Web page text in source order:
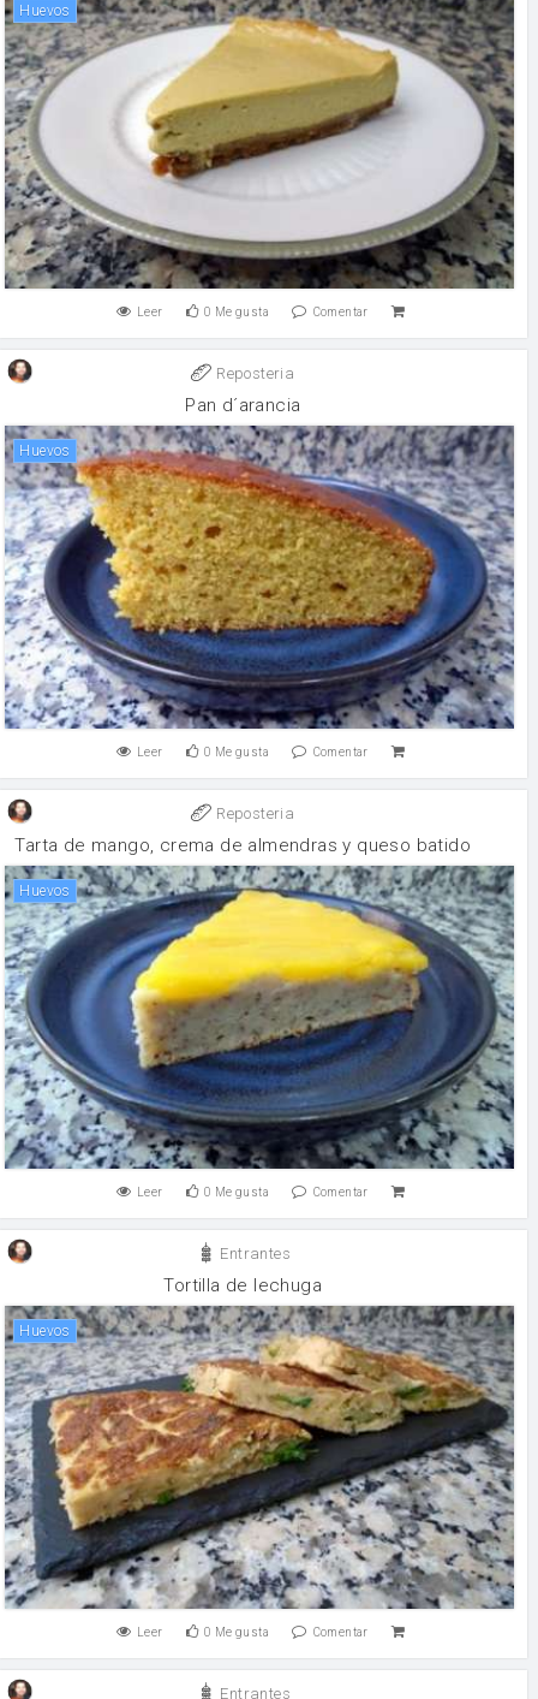
huevos
Leer 0 Me gusta Comentar
Reposteria
Pan d´arancia
huevos
Leer 0 Me gusta Comentar
Reposteria
Tarta de mango, crema de almendras y queso batido
huevos
Leer 0 Me gusta Comentar
Entrantes
Tortilla de lechuga
huevos
Leer 0 Me gusta Comentar
Entrantes